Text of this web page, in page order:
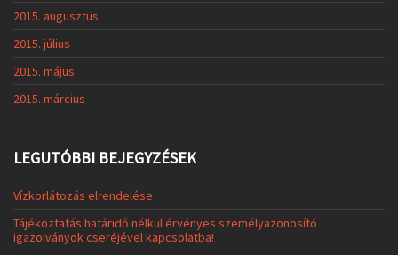
2015. augusztus
2015. július
2015. május
2015. március
LEGUTÓBBI BEJEGYZÉSEK
Vízkorlátozás elrendelése
Tájékoztatás határidő nélkül érvényes személyazonosító
igazolványok cseréjével kapcsolatba!